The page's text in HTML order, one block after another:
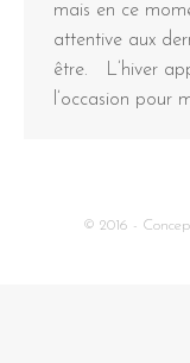
mais en ce
attentive aux
être. L’hiver
l’occasion pour
© 2016 -